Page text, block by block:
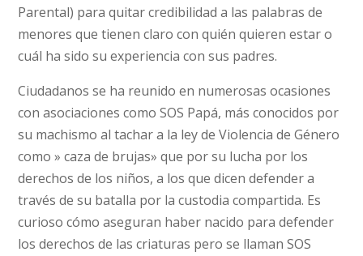
Parental) para quitar credibilidad a las palabras de
menores que tienen claro con quién quieren estar o
cuál ha sido su experiencia con sus padres.
Ciudadanos se ha reunido en numerosas ocasiones
con asociaciones como SOS Papá, más conocidos por
su machismo al tachar a la ley de Violencia de Género
como » caza de brujas» que por su lucha por los
derechos de los niños, a los que dicen defender a
través de su batalla por la custodia compartida. Es
curioso cómo aseguran haber nacido para defender
los derechos de las criaturas pero se llaman SOS